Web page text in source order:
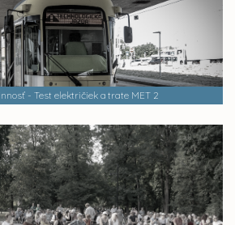
- Test električiek a trate MET 2